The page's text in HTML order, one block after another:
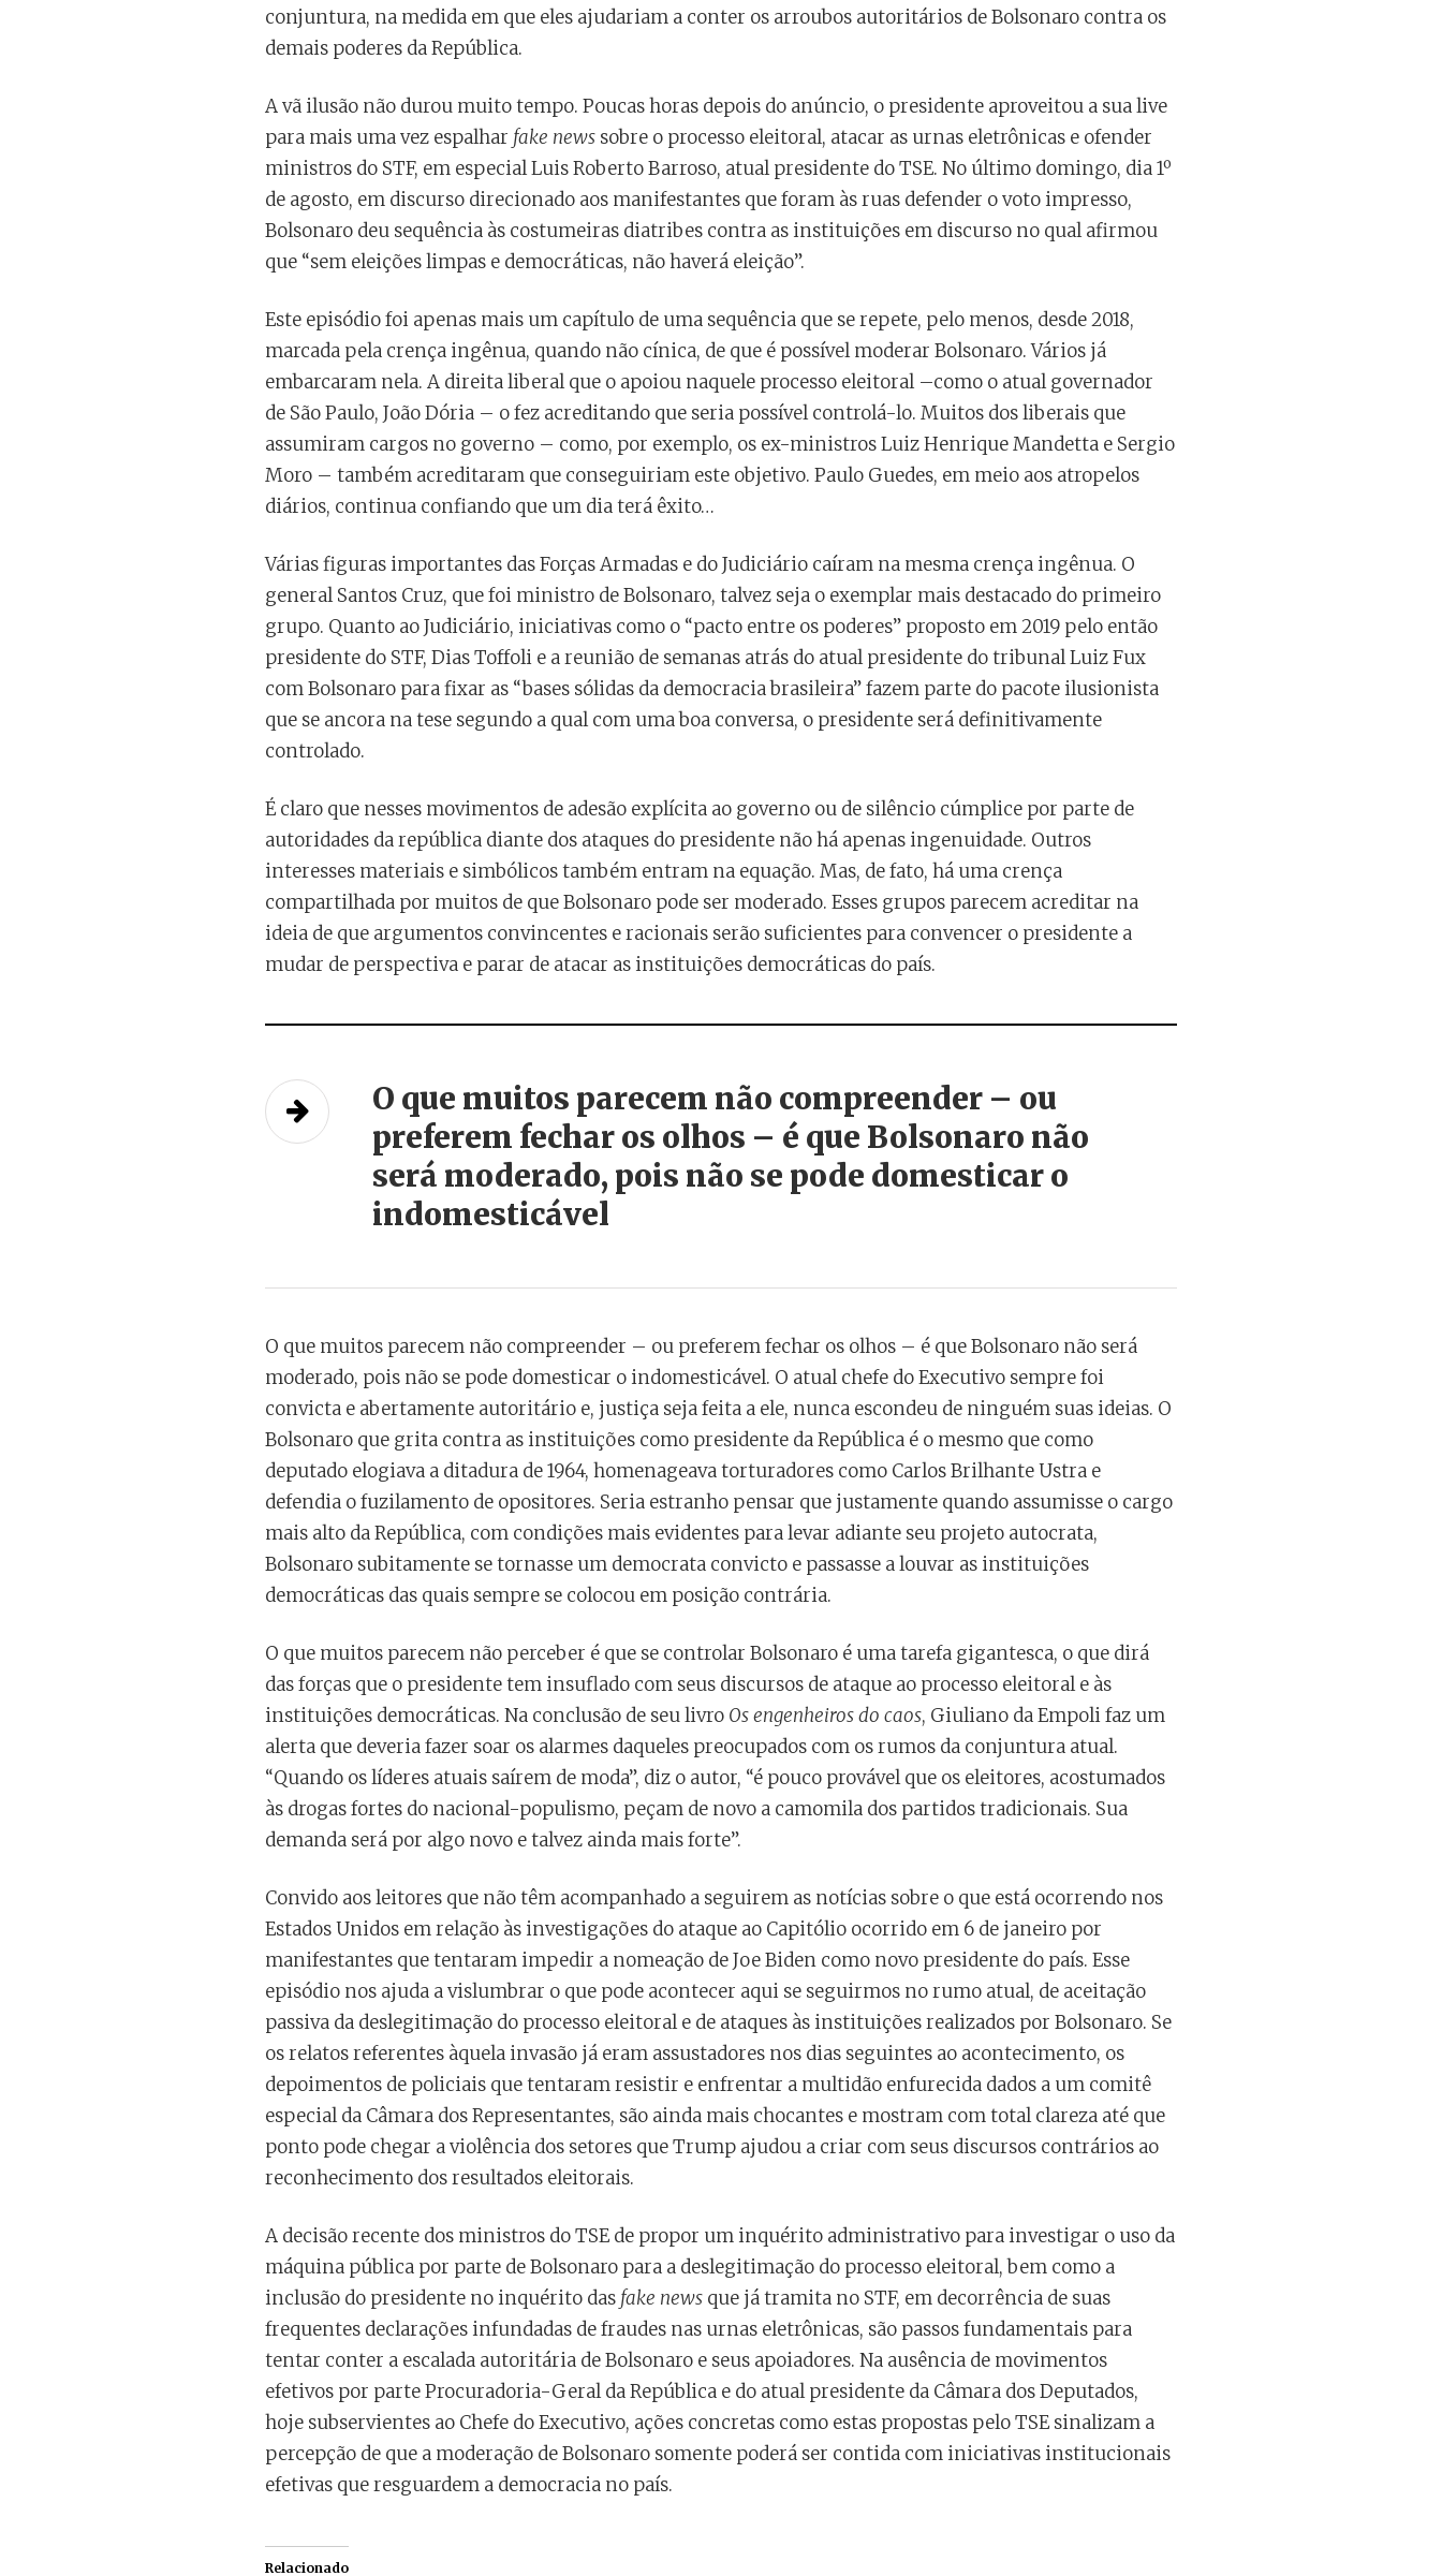
conjuntura, na medida em que eles ajudariam a conter os arroubos autoritários de Bolsonaro contra os
demais poderes da República.
A vã ilusão não durou muito tempo. Poucas horas depois do anúncio, o presidente aproveitou a sua live
para mais uma vez espalhar fake news sobre o processo eleitoral, atacar as urnas eletrônicas e ofender
ministros do STF, em especial Luis Roberto Barroso, atual presidente do TSE. No último domingo, dia 1º
de agosto, em discurso direcionado aos manifestantes que foram às ruas defender o voto impresso,
Bolsonaro deu sequência às costumeiras diatribes contra as instituições em discurso no qual afirmou
que “sem eleições limpas e democráticas, não haverá eleição”.
Este episódio foi apenas mais um capítulo de uma sequência que se repete, pelo menos, desde 2018,
marcada pela crença ingênua, quando não cínica, de que é possível moderar Bolsonaro. Vários já
embarcaram nela. A direita liberal que o apoiou naquele processo eleitoral –como o atual governador
de São Paulo, João Dória – o fez acreditando que seria possível controlá-lo. Muitos dos liberais que
assumiram cargos no governo – como, por exemplo, os ex-ministros Luiz Henrique Mandetta e Sergio
Moro – também acreditaram que conseguiriam este objetivo. Paulo Guedes, em meio aos atropelos
diários, continua confiando que um dia terá êxito…
Várias figuras importantes das Forças Armadas e do Judiciário caíram na mesma crença ingênua. O
general Santos Cruz, que foi ministro de Bolsonaro, talvez seja o exemplar mais destacado do primeiro
grupo. Quanto ao Judiciário, iniciativas como o “pacto entre os poderes” proposto em 2019 pelo então
presidente do STF, Dias Toffoli e a reunião de semanas atrás do atual presidente do tribunal Luiz Fux
com Bolsonaro para fixar as “bases sólidas da democracia brasileira” fazem parte do pacote ilusionista
que se ancora na tese segundo a qual com uma boa conversa, o presidente será definitivamente
controlado.
É claro que nesses movimentos de adesão explícita ao governo ou de silêncio cúmplice por parte de
autoridades da república diante dos ataques do presidente não há apenas ingenuidade. Outros
interesses materiais e simbólicos também entram na equação. Mas, de fato, há uma crença
compartilhada por muitos de que Bolsonaro pode ser moderado. Esses grupos parecem acreditar na
ideia de que argumentos convincentes e racionais serão suficientes para convencer o presidente a
mudar de perspectiva e parar de atacar as instituições democráticas do país.
O que muitos parecem não compreender – ou
preferem fechar os olhos – é que Bolsonaro não
será moderado, pois não se pode domesticar o
indomesticável
O que muitos parecem não compreender – ou preferem fechar os olhos – é que Bolsonaro não será
moderado, pois não se pode domesticar o indomesticável. O atual chefe do Executivo sempre foi
convicta e abertamente autoritário e, justiça seja feita a ele, nunca escondeu de ninguém suas ideias. O
Bolsonaro que grita contra as instituições como presidente da República é o mesmo que como
deputado elogiava a ditadura de 1964, homenageava torturadores como Carlos Brilhante Ustra e
defendia o fuzilamento de opositores. Seria estranho pensar que justamente quando assumisse o cargo
mais alto da República, com condições mais evidentes para levar adiante seu projeto autocrata,
Bolsonaro subitamente se tornasse um democrata convicto e passasse a louvar as instituições
democráticas das quais sempre se colocou em posição contrária.
O que muitos parecem não perceber é que se controlar Bolsonaro é uma tarefa gigantesca, o que dirá
das forças que o presidente tem insuflado com seus discursos de ataque ao processo eleitoral e às
instituições democráticas. Na conclusão de seu livro Os engenheiros do caos, Giuliano da Empoli faz um
alerta que deveria fazer soar os alarmes daqueles preocupados com os rumos da conjuntura atual.
“Quando os líderes atuais saírem de moda”, diz o autor, “é pouco provável que os eleitores, acostumados
às drogas fortes do nacional-populismo, peçam de novo a camomila dos partidos tradicionais. Sua
demanda será por algo novo e talvez ainda mais forte”.
Convido aos leitores que não têm acompanhado a seguirem as notícias sobre o que está ocorrendo nos
Estados Unidos em relação às investigações do ataque ao Capitólio ocorrido em 6 de janeiro por
manifestantes que tentaram impedir a nomeação de Joe Biden como novo presidente do país. Esse
episódio nos ajuda a vislumbrar o que pode acontecer aqui se seguirmos no rumo atual, de aceitação
passiva da deslegitimação do processo eleitoral e de ataques às instituições realizados por Bolsonaro. Se
os relatos referentes àquela invasão já eram assustadores nos dias seguintes ao acontecimento, os
depoimentos de policiais que tentaram resistir e enfrentar a multidão enfurecida dados a um comitê
especial da Câmara dos Representantes, são ainda mais chocantes e mostram com total clareza até que
ponto pode chegar a violência dos setores que Trump ajudou a criar com seus discursos contrários ao
reconhecimento dos resultados eleitorais.
A decisão recente dos ministros do TSE de propor um inquérito administrativo para investigar o uso da
máquina pública por parte de Bolsonaro para a deslegitimação do processo eleitoral, bem como a
inclusão do presidente no inquérito das fake news que já tramita no STF, em decorrência de suas
frequentes declarações infundadas de fraudes nas urnas eletrônicas, são passos fundamentais para
tentar conter a escalada autoritária de Bolsonaro e seus apoiadores. Na ausência de movimentos
efetivos por parte Procuradoria-Geral da República e do atual presidente da Câmara dos Deputados,
hoje subservientes ao Chefe do Executivo, ações concretas como estas propostas pelo TSE sinalizam a
percepção de que a moderação de Bolsonaro somente poderá ser contida com iniciativas institucionais
efetivas que resguardem a democracia no país.
Relacionado